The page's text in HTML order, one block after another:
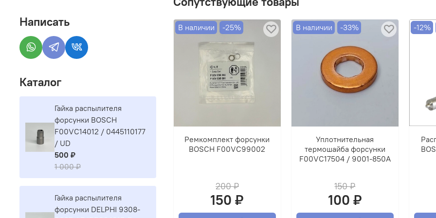
В наличии -25%
Ремкомплект форсунки
BOSCH F00VC99002
200 ₽
150 ₽
В наличии -33%
Уплотнительная
термошайба форсунки
F00VC17504 / 9001-850A
150 ₽
100 ₽
-12%
Написать
Каталог
Гайка распылителя
форсунки BOSCH
F00VC14012 / 0445110177
/ UD
500 ₽
1 000 ₽
Гайка распылителя
форсунки DELPHI 9308-